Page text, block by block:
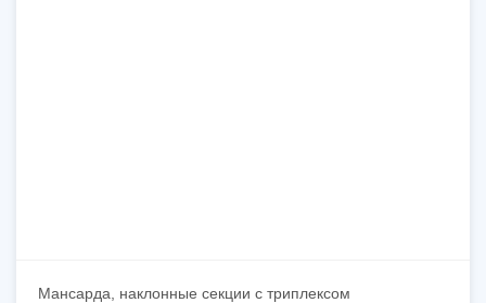
Мансарда, наклонные секции с триплексом